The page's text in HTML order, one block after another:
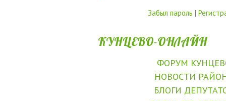
Забыл пароль |
КУНЦЕВО-ОНЛАЙН
ФОРУМ
НОВОСТИ
БЛОГИ